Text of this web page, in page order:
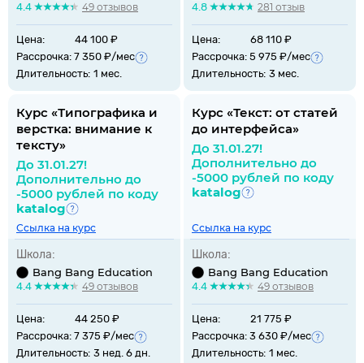
4.4 49 отзывов
Цена:
44 100 ₽
Рассрочка: 7 350 ₽/мес
Длительность: 1 мес.
4.8 281 отзыв
Цена:
68 110 ₽
Рассрочка: 5 975 ₽/мес
Длительность: 3 мес.
Курс «Типографика и
верстка: внимание к
тексту»
До 31.01.27!
Дополнительно до
-5000 рублей по коду
katalog
Ссылка на курс
Школа:
Bang Bang Education
4.4 49 отзывов
Цена:
44 250 ₽
Рассрочка: 7 375 ₽/мес
Длительность: 3 нед. 6 дн.
Курс «Текст: от статей
до интерфейса»
До 31.01.27!
Дополнительно до
-5000 рублей по коду
katalog
Ссылка на курс
Школа:
Bang Bang Education
4.4 49 отзывов
Цена:
21 775 ₽
Рассрочка: 3 630 ₽/мес
Длительность: 1 мес.